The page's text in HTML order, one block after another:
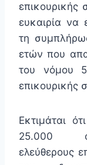
επικουρικής
ευκαιρία να
τη
ετών που
του νόμου
επικουρικής
Εκτιμάται
25.000
ελεύθερους